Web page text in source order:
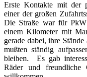
Erste Kontakte mit der
einer der großen
Die Straße war für
einem Kilometer mit
gerade dabei, ihre
mußten ständig
bleiben. Es gab
Räder und